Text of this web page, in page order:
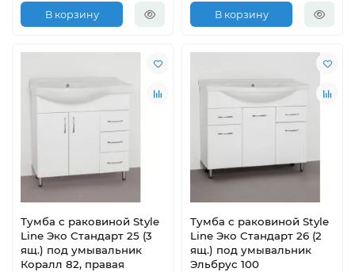
В корзину В корзину
Тумба с раковиной Style
Line Эко Стандарт 25 (3
ящ.) под умывальник
Коралл 82, правая
Тумба с раковиной Style
Line Эко Стандарт 26 (2
ящ.) под умывальник
Эльбрус 100